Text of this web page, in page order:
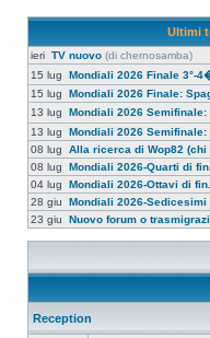
Ultimi
ieri TV nuovo (di chernosamba)
15 lug Mondiali 2026 Finale 3°-
15 lug Mondiali 2026 Finale:
13 lug Mondiali 2026 Semifinale:
13 lug Mondiali 2026 Semifinale:
08 lug Alla ricerca di Wop82 (chi
08 lug Mondiali 2026-Quarti di
04 lug Mondiali 2026-Ottavi di
28 giu Mondiali 2026-Sedicesimi
23 giu Nuovo forum o
Reception